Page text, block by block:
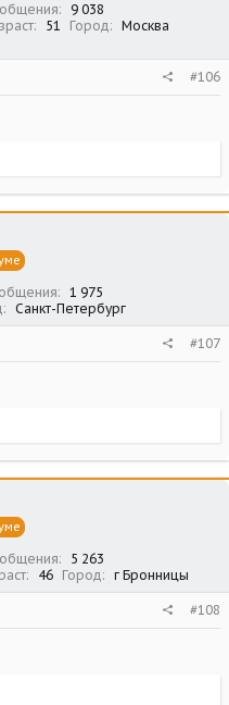
9 038
51 Город
Москва
#106
1 975
Санкт-Петербург
#107
5 263
46 Город г Бронницы
#108